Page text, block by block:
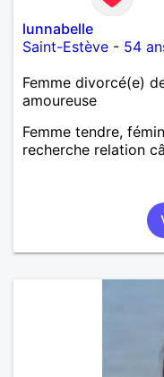
lunnabelle
Saint-Estève - 54
Femme divorcé(e)
amoureuse
Femme tendre,
recherche relation